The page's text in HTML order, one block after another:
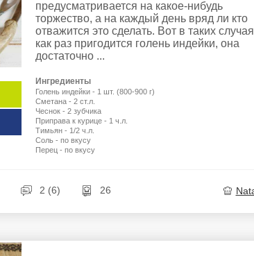
предусматривается на какое-нибудь
торжество, а на каждый день вряд ли кто
отважится это сделать. Вот в таких
как раз пригодится голень индейки, она
достаточно ...
Ингредиенты
Голень индейки - 1 шт. (800-900 г)
Сметана - 2 ст.л.
Чеснок - 2 зубчика
Приправа к курице - 1 ч.л.
Тимьян - 1/2 ч.л.
Соль - по вкусу
Перец - по вкусу
2 (6) 26